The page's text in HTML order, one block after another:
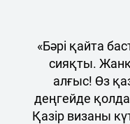
«Бәрі қайта
сияқты.
алғыс! Өз
деңгейде
Қазір визаны